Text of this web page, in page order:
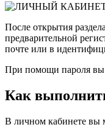
После открытия
предварительной
почте или в
При помощи пароля вы
Как
В личном кабинете вы